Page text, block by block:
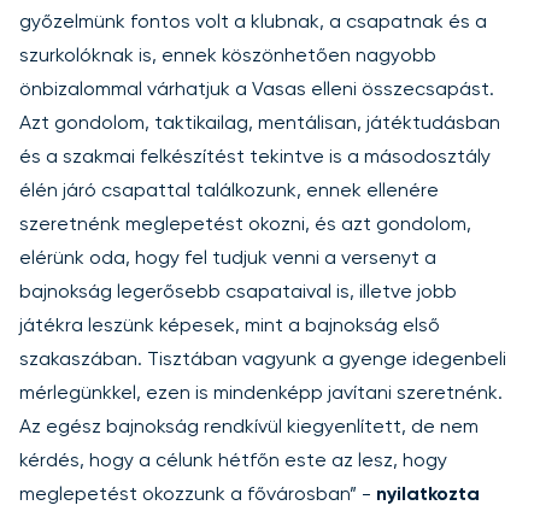
győzelmünk fontos volt a klubnak, a csapatnak és a
szurkolóknak is, ennek köszönhetően nagyobb
önbizalommal várhatjuk a Vasas elleni összecsapást.
Azt gondolom, taktikailag, mentálisan, játéktudásban
és a szakmai felkészítést tekintve is a másodosztály
élén járó csapattal találkozunk, ennek ellenére
szeretnénk meglepetést okozni, és azt gondolom,
elérünk oda, hogy fel tudjuk venni a versenyt a
bajnokság legerősebb csapataival is, illetve jobb
játékra leszünk képesek, mint a bajnokság első
szakaszában. Tisztában vagyunk a gyenge idegenbeli
mérlegünkkel, ezen is mindenképp javítani szeretnénk.
Az egész bajnokság rendkívül kiegyenlített, de nem
kérdés, hogy a célunk hétfőn este az lesz, hogy
meglepetést okozzunk a fővárosban” - nyilatkozta